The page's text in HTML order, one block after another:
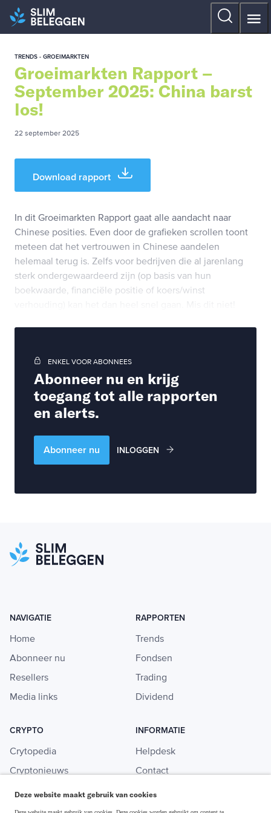
TRENDS - GROEIMARKTEN
Groeimarkten Rapport –
September 2025: China barst
los!
22 september 2025
Download rapport
In dit Groeimarkten Rapport gaat alle aandacht naar
Chinese posities. Even door de grafieken scrollen toont
meteen dat het vertrouwen in Chinese aandelen
helemaal terug is. Zelfs voor bedrijven die al jarenlang
sterk ondergewaardeerd zijn (op basis van hun
boekwaarde, financiële positie of koers/winst
ENKEL VOOR ABONNEES
Abonneer nu en krijg
toegang tot alle rapporten
en alerts.
Abonneer nu INLOGGEN
NAVIGATIE
Home
Abonneer nu
Resellers
Media links
RAPPORTEN
Trends
Fondsen
Trading
Dividend
CRYPTO
Crytopedia
Cryptonieuws
Crypto koopgids
Investeren in crypto
INFORMATIE
Helpdesk
Contact
Adverteren
Deze website maakt gebruik van cookies